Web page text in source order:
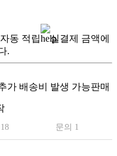
동 적립
실결제 금액에
.
가 배송비 발생 가능판매
문의 1